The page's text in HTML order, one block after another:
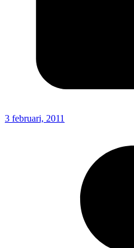
3 februari, 2011